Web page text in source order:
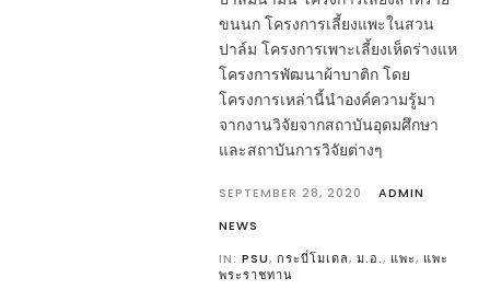
ขนนก โครงการเลี้ยงแพะในสวน
ปาล์ม โครงการเพาะเลี้ยงเห็ดร่างแห
โครงการพัฒนาผ้าบาติก โดย
โครงการเหล่านี้นำองค์ความรู้มา
จากงานวิจัยจากสถาบันอุดมศึกษา
และสถาบันการวิจัยต่างๆ
SEPTEMBER 28, 2020
ADMIN
NEWS
IN: PSU, กระบี่โมเดล, ม.อ., แพะ, แพะ
พระราชทาน